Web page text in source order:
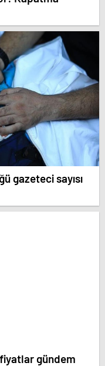
gazeteci sayısı
gündem